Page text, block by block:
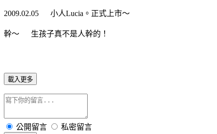
2009.02.05 小人Lucia。正式上市～
幹～ 生孩子真不是人幹的！
載入更多
公開留言 私密留言